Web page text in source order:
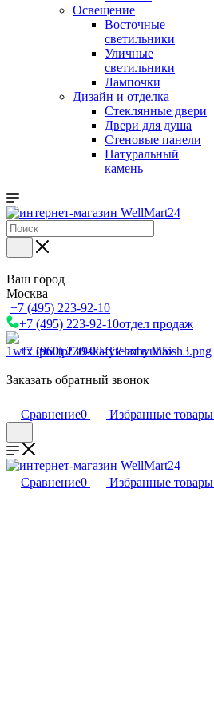
Освещение
Восточные
светильники
Уличные
светильники
Лампочки
Дизайн и отделка
Стеклянные двери
Двери для душа
Стеновые панели
Натуральный
камень
Ваш город
Москва
+7 (495) 223-92-10
+7 (495) 223-92-10отдел продаж
+7 (960) 230-00-33Чат в Max
Заказать обратный звонок
Сравнение0 Избранные товары
Сравнение0 Избранные товары